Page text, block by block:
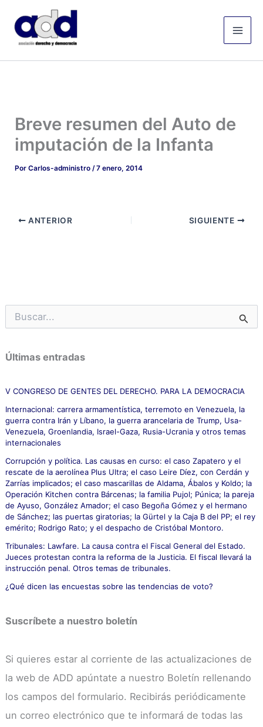
contenido
Breve resumen del Auto de
imputación de la Infanta
PorCarlos-administro/7 enero, 2014
ANTERIOR SIGUIENTE
u
c
a
p
r
:
Últimas entradas
V CONGRESO DE GENTES DEL DERECHO. PARA LA DEMOCRACIA
Internacional: carrera armamentística, terremoto en Venezuela, la
guerra contra Irán y Líbano, la guerra arancelaria de Trump, Usa-
Venezuela, Groenlandia, Israel-Gaza, Rusia-Ucrania y otros temas
internacionales
Corrupción y política. Las causas en curso: el caso Zapatero y el
rescate de la aerolínea Plus Ultra; el caso Leire Díez, con Cerdán y
Zarrías implicados; el caso mascarillas de Aldama, Ábalos y Koldo; la
Operación Kitchen contra Bárcenas; la familia Pujol; Púnica; la pareja
de Ayuso, González Amador; el caso Begoña Gómez y el hermano
de Sánchez; las puertas giratorias; la Gürtel y la Caja B del PP; el rey
emérito; Rodrigo Rato; y el despacho de Cristóbal Montoro.
Tribunales: Lawfare. La causa contra el Fiscal General del Estado.
Jueces protestan contra la reforma de la Justicia. El fiscal llevará la
instrucción penal. Otros temas de tribunales.
¿Qué dicen las encuestas sobre las tendencias de voto?
Suscríbete a nuestro boletín
Si quieres estar al corriente de las actualizaciones de
la web de ADD apúntate a nuestro Boletín rellenando
los campos del formulario. Recibirás periódicamente
un correo electrónico que te informará de todas las